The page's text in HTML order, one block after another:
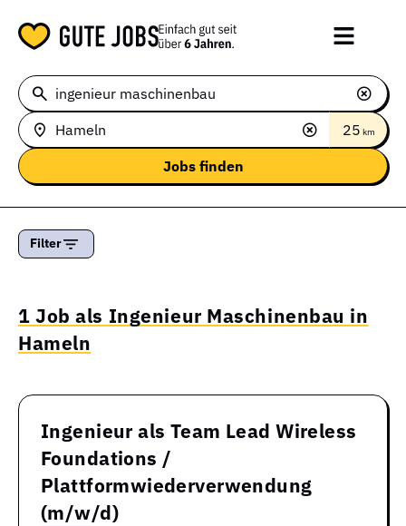
25 km
Filter
1 Job als Ingenieur Maschinenbau in
Hameln
Ingenieur als Team Lead Wireless
Foundations /
Plattformwiederverwendung
(m/w/d)